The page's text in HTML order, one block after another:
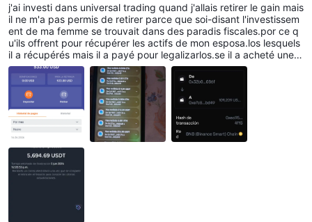
j'ai investi dans universal trading quand j'allais retirer le gain mais
il ne m'a pas permis de retirer parce que soi-disant l'investissem
ent de ma femme se trouvait dans des paradis fiscales.por ce q
u'ils offrent pour récupérer les actifs de mon esposa.los lesquels
il a récupérés mais il a payé pour legalizarlos.se il a acheté une p
olice pour qu'ils passent de base à baines.pero une demande es
t apparue dans laquelle la plateforme serait indemnisée et maint
enant il est supposé que ma femme doit acquérir une licence d'i
nvestissement, pour pouvoir retirer l'argent du portefeuille vers s
a banque.et l'investissement dans universal trading ne peut pas
être retiré jusqu'à ce que l'argent de ma femme soit libre.se il est
supposé que le conseiller Nick Torres qui est mon conseiller a se
s investissements bloqués jusqu'à ce que le problème soit résol
u.